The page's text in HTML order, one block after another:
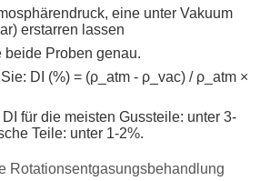
eine unter Vakuum
erstarren lassen
beide Proben genau.
DI (%) = (ρ_atm - ρ_vac) / ρ_atm ×
für die meisten Gussteile: unter 3-
Teile: unter 1-2%.
Rotationsentgasungsbehandlung